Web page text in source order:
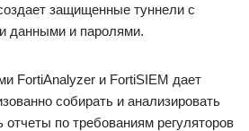
защищенные туннели с
данными и паролями.
FortiAnalyzer и FortiSIEM дает
собирать и анализировать
по требованиям регуляторов